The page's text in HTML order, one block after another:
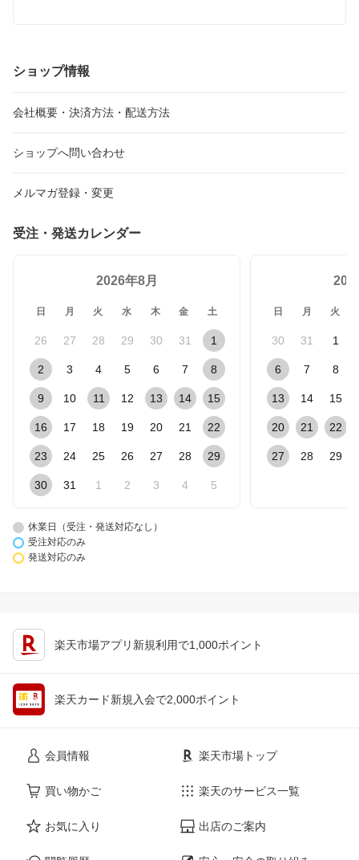
ショップ情報
会社概要・決済方法・配送方法
ショップへ問い合わせ
メルマガ登録・変更
受注・発送カレンダー
2026年8月
日 月 火 水 木 金 土
26 27 28 29 30 31 1
2 3 4 5 6 7 8
9 10 11 12 13 14 15
16 17 18 19 20 21 22
23 24 25 26 27 28 29
30 31 1 2 3 4 5
日 月 火
30 31 1
6 7 8
13 14 15
20 21 22
27 28 29
休業日（受注・発送対応なし）
受注対応のみ
発送対応のみ
楽天市場アプリ新規利用で1,000ポイント
楽天カード新規入会で2,000ポイント
会員情報
買い物かご
お気に入り
楽天市場トップ
楽天のサービス一覧
出店のご案内